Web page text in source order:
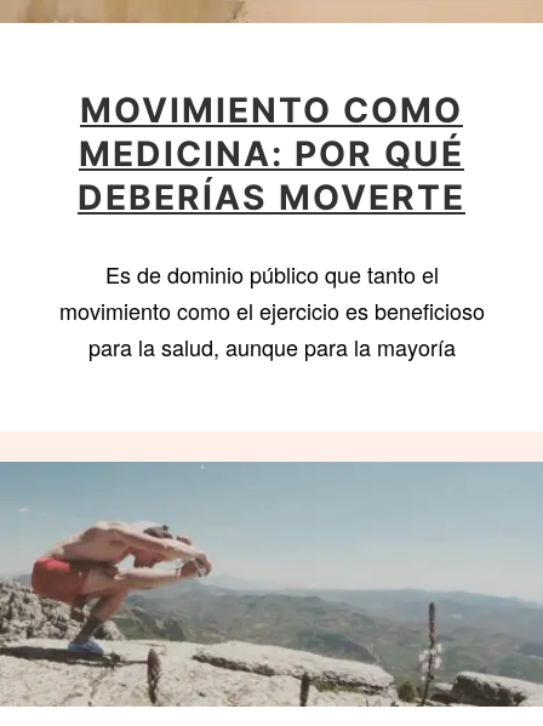
MOVIMIENTO COMO
MEDICINA: POR QUÉ
DEBERÍAS MOVERTE
Es de dominio público que tanto el
movimiento como el ejercicio es beneficioso
para la salud, aunque para la mayoría